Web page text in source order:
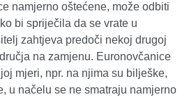
namjerno oštećene, može odbiti
bi spriječila da se vrate u
zahtjeva predoči nekoj drugoj
na zamjenu. Euronovčanice
mjeri, npr. na njima su bilješke,
u načelu se ne smatraju namjerno